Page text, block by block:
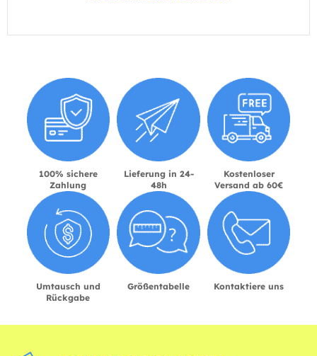
100% sichere
Zahlung
Lieferung in 24-
48h
Kostenloser
Versand ab 60€
Umtausch und
Rückgabe
Größentabelle Kontaktiere uns